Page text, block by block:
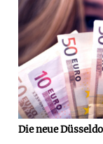
Die neue